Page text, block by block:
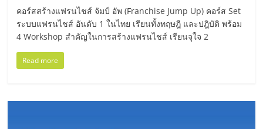
คอร์สสร้างแฟรนไชส์ จัมป์ อัพ (Franchise Jump Up) คอร์ส Set
ระบบแฟรนไชส์ อันดับ 1 ในไทย เรียนทั้งทฤษฎี และปฎิบัติ พร้อม
4 Workshop สำคัญในการสร้างแฟรนไชส์ เรียนจุใจ 2
Read more